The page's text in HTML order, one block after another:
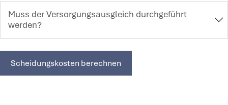
Muss der Versorgungsausgleich durchgeführt
werden?
Scheidungskosten berechnen